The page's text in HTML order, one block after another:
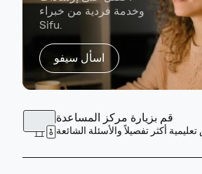
وخدمة فردية من خبراء
Sifu.
اسأل سيفو
قم بزيارة مركز المساعدة